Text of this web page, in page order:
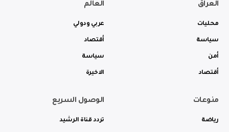
العراق
محليات
سياسة
أمن
أقتصاد
العالم
عربي ودولي
أقتصاد
سياسة
الاخيرة
منوعات
رياضة
الوصول السريع
تردد قناة الرشيد